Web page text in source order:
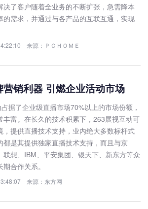
决了客户随着全业务的不断扩张，急需降本
的需求，并通过与各产品的互联互通，实现
来源：ＰＣＨＯＭＥ
销利器 引燃企业活动市场
据了企业级直播市场70%以上的市场份额，
丰富。在长久的技术积累下，263展视互动可
，提供直播技术支持，业内绝大多数标杆式
都是其提供独家直播技术支持，而且与京
联想、IBM、平安集团、银天下、新东方等众
合作关系。
来源：东方网